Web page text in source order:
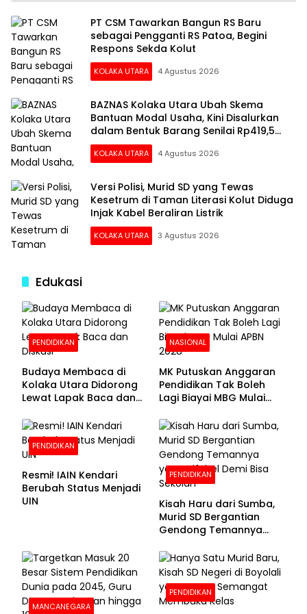
PT CSM Tawarkan Bangun RS Baru
sebagai Pengganti RS Patoa, Begini
Respons Sekda Kolut
KOLAKA UTARA 4 Agustus 2026
BAZNAS Kolaka Utara Ubah Skema
Bantuan Modal Usaha, Kini Disalurkan
dalam Bentuk Barang Senilai Rp419,5
Juta
KOLAKA UTARA 4 Agustus 2026
Versi Polisi, Murid SD yang Tewas
Kesetrum di Taman Literasi Kolut Diduga
Injak Kabel Beraliran Listrik
KOLAKA UTARA 3 Agustus 2026
Edukasi
PENDIDIKAN
Budaya Membaca di
Kolaka Utara Didorong
Lewat Lapak Baca dan
NASIONAL
MK Putuskan Anggaran
Pendidikan Tak Boleh
Lagi Biayai MBG Mulai
PENDIDIKAN
Resmi! IAIN Kendari
Berubah Status Menjadi
UIN
PENDIDIKAN
Kisah Haru dari Sumba,
Murid SD Bergantian
Gendong Temannya
Sekolah
MANCANEGARA
PENDIDIKAN